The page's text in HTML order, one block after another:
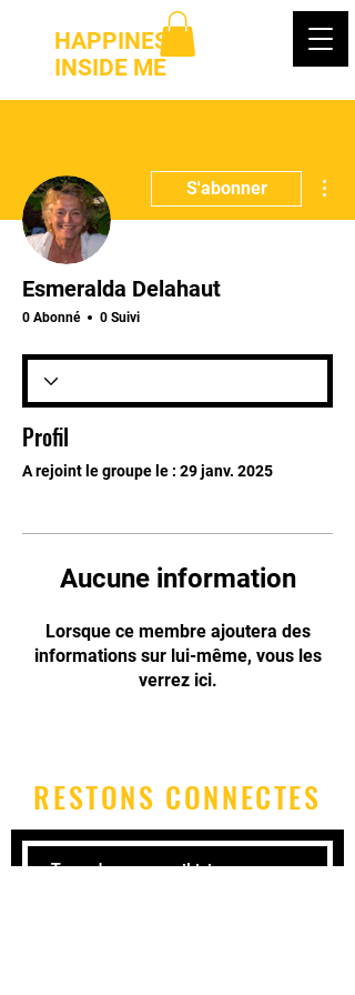
HAPPINESS
INSIDE ME
S'abonner
Esmeralda Delahaut
0 Abonné 0 Suivi
Profil
A rejoint le groupe le : 29 janv. 2025
Aucune information
Lorsque ce membre ajoutera des
informations sur lui-même, vous les
verrez ici.
RESTONS CONNECTES